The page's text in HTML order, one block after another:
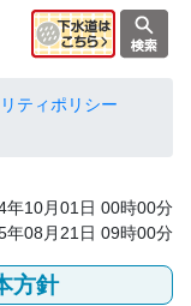
ティポリシー
年10月01日 00時00分
年08月21日 09時00分
方針